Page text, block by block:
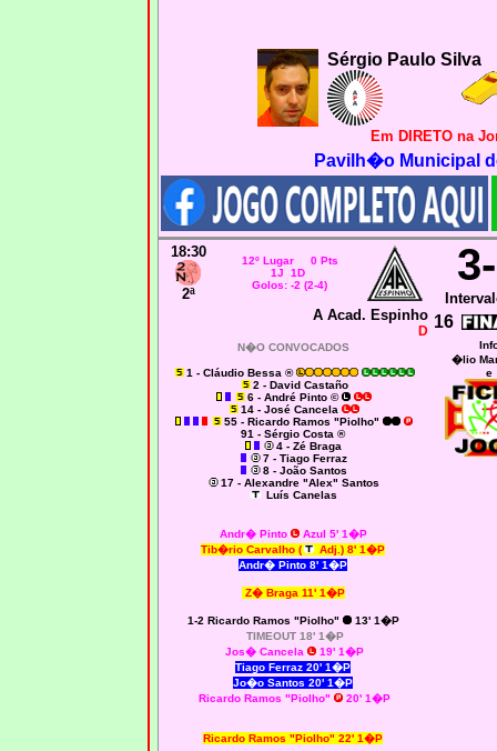
Sérgio Paulo Silva
Em DIRETO na
Pavilh�o Municipal
18:30
2ª
12º Lugar 0 Pts
1J 1D
Golos: -2 (2-4)
A Acad. Espinho
D 16
N�O CONVOCADOS
1 - Cláudio Bessa ®
2 - David Castaño
6 - André Pinto ©
14 - José Cancela
55 - Ricardo Ramos "Piolho"
91 - Sérgio Costa ®
4 - Zé Braga
7 - Tiago Ferraz
8 - João Santos
17 - Alexandre "Alex" Santos
Luís Canelas
Andr� Pinto
Azul 5' 1�P
Tib�rio Carvalho (
Adj.) 8' 1�P
Andr� Pinto 8' 1�P
Z� Braga 11' 1�P
1-2 Ricardo Ramos "Piolho"
13' 1�P
TIMEOUT 18' 1�P
Jos� Cancela
19' 1�P
Tiago Ferraz 20' 1�P
Jo�o Santos 20' 1�P
Ricardo Ramos "Piolho"
20' 1�P
Ricardo Ramos "Piolho" 22' 1�P
�lio
e